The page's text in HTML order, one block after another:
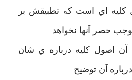
كليه اي است كه تطبيقش بر
حصر آنها نخواهد
اصول كليه درباره ي شان
آن توضيح